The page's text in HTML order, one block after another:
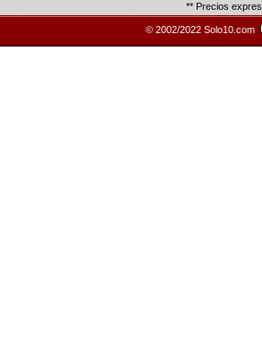
** Precios
© 2002/2022 Solo10.com